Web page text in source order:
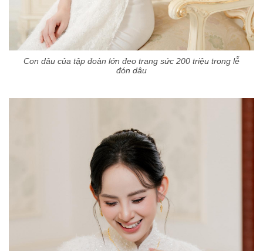
Con dâu của tập đoàn lớn đeo trang sức 200 triệu trong lễ
đón dâu